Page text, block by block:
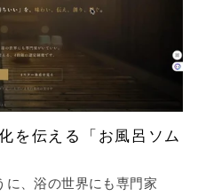
を伝える「お風呂ソム
に、浴の世界にも専門家